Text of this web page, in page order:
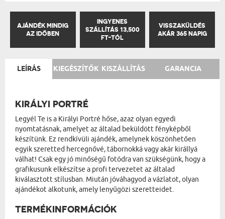
AJÁNDÉK MINDIG
AZ IDŐBEN
INGYENES
SZÁLLÍTÁS 13,500
FT-TÓL
VISSZAKÜLDÉS
AKÁR 365 NAPIG
LEÍRÁS KIEGÉSZÍTŐK KISZÁLLÍTÁS GARANCIA
KIRÁLYI PORTRÉ
Legyél Te is a Királyi Portré hőse, azaz olyan egyedi
nyomtatásnak, amelyet az általad beküldött fényképből
készítünk. Ez rendkívüli ajándék, amelynek köszönhetően
egyik szeretted hercegnővé, tábornokká vagy akár királlyá
válhat! Csak egy jó minőségű fotódra van szükségünk, hogy a
grafikusunk elkészítse a profi tervezetet az általad
kiválasztott stílusban. Miután jóváhagyod a vázlatot, olyan
ajándékot alkotunk, amely lenyűgözi szeretteidet.
TERMÉKINFORMÁCIÓK